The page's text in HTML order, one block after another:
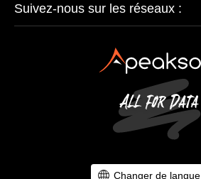
Suivez-nous sur les réseaux :
Changer de langue